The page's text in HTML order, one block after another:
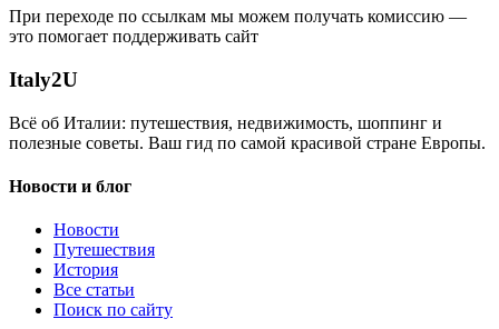
При переходе по ссылкам мы можем получать комиссию —
это помогает поддерживать сайт
Italy2U
Всё об Италии: путешествия, недвижимость, шоппинг и
полезные советы. Ваш гид по самой красивой стране Европы.
Новости и блог
Новости
Путешествия
История
Все статьи
Поиск по сайту